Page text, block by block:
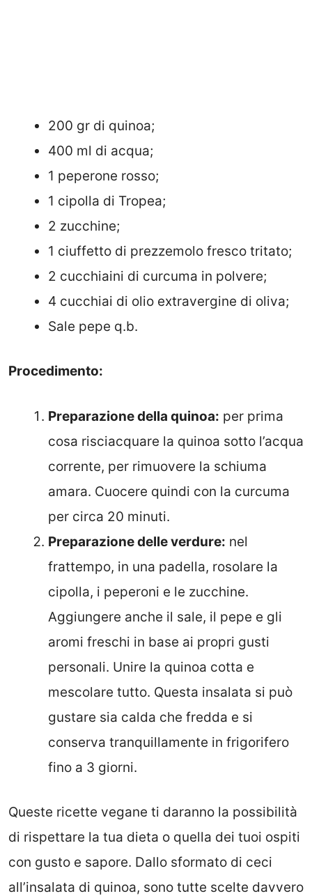
200 gr di quinoa;
400 ml di acqua;
1 peperone rosso;
1 cipolla di Tropea;
2 zucchine;
1 ciuffetto di prezzemolo fresco tritato;
2 cucchiaini di curcuma in polvere;
4 cucchiai di olio extravergine di oliva;
Sale pepe q.b.
Procedimento:
Preparazione della quinoa: per prima
cosa risciacquare la quinoa sotto l’acqua
corrente, per rimuovere la schiuma
amara. Cuocere quindi con la curcuma
per circa 20 minuti.
Preparazione delle verdure: nel
frattempo, in una padella, rosolare la
cipolla, i peperoni e le zucchine.
Aggiungere anche il sale, il pepe e gli
aromi freschi in base ai propri gusti
personali. Unire la quinoa cotta e
mescolare tutto. Questa insalata si può
gustare sia calda che fredda e si
conserva tranquillamente in frigorifero
fino a 3 giorni.
Queste ricette vegane ti daranno la possibilità
di rispettare la tua dieta o quella dei tuoi ospiti
con gusto e sapore. Dallo sformato di ceci
all’insalata di quinoa, sono tutte scelte davvero